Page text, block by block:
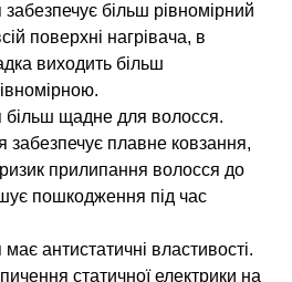
більш рівномірний
поверхні нагрівача, в
виходить більш
більш щадне для волосся.
забезпечує плавне ковзання,
ризик прилипання волосся до
пошкодження під час
антистатичні властивості.
статичної електрики на